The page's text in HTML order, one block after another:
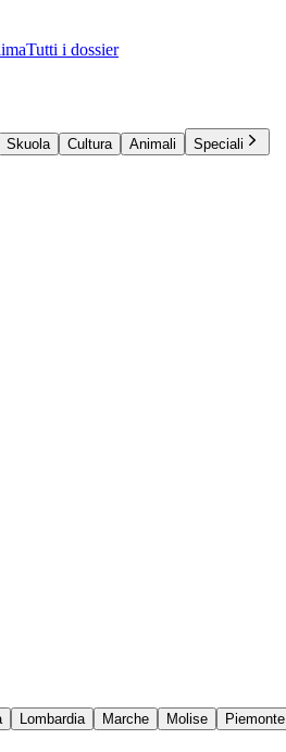
Tutti i dossier
Skuola Cultura Animali
Speciali
Lombardia Marche Molise Piemonte